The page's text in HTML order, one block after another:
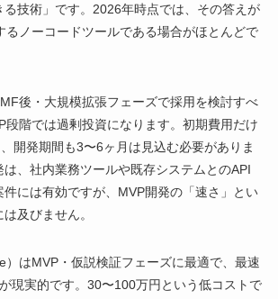
技術」です。2026年時点では、その答えが
るノーコードツールである場合がほとんどで
後・大規模拡張フェーズで採用を検討すべ
段階では過剰投資になります。初期費用だけ
開発期間も3〜6ヶ月は見込む必要がありま
、社内業務ツールや既存システムとのAPI
には有効ですが、MVP開発の「速さ」とい
及びません。
）はMVP・仮説検証フェーズに最適で、最速
現実的です。30〜100万円という低コストで